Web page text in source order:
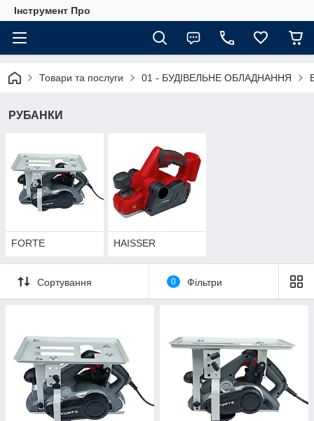
Інструмент Про
Товари та послуги 01 - БУДІВЕЛЬНЕ ОБЛАДНАННЯ
РУБАНКИ
FORTE HAISSER
Сортування 0 Фільтри